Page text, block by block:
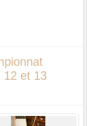
12 et 13